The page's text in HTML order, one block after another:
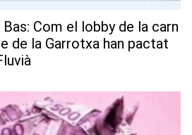
Com el lobby de la carn
de la Garrotxa han pactat